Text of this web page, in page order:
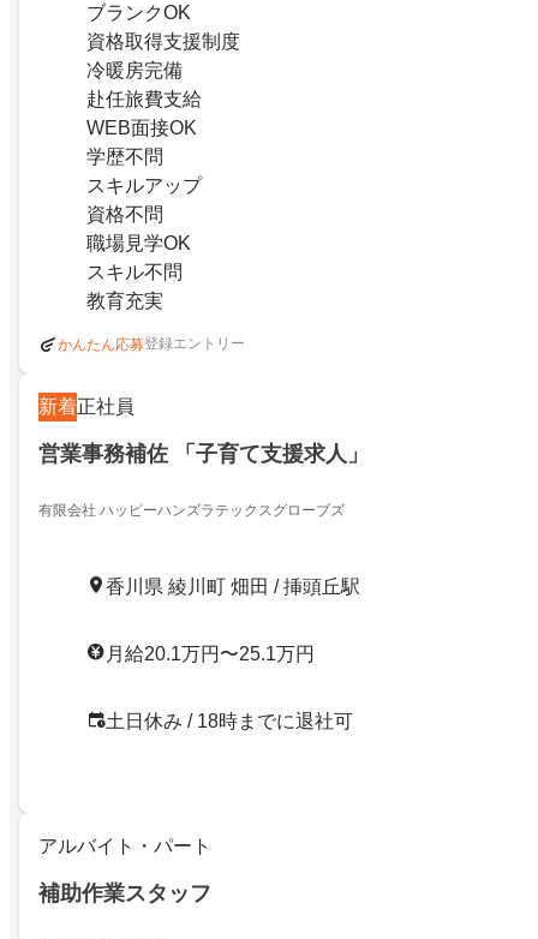
ブランクOK
資格取得支援制度
冷暖房完備
赴任旅費支給
WEB面接OK
学歴不問
スキルアップ
資格不問
職場見学OK
スキル不問
教育充実
かんたん応募登録エントリー
新着正社員
営業事務補佐 「子育て支援求人」
有限会社 ハッピーハンズラテックスグローブズ
香川県 綾川町 畑田 / 挿頭丘駅
月給20.1万円〜25.1万円
土日休み / 18時までに退社可
アルバイト・パート
補助作業スタッフ